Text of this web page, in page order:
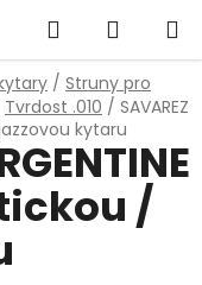
Hledat
KOŠÍK
/ Struny pro
Tvrdost .010 / SAVAREZ
kytaru
/